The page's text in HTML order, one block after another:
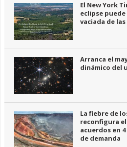
El New York
eclipse puede
vaciada de
Arranca el
dinámico del
La fiebre de
reconfigura
acuerdos en 4
de demanda